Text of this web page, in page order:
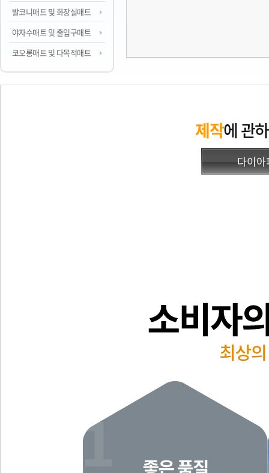
발코니매트 및 화장실매트
야자수매트 및 출입구매트
코오롱매트 및 다목적매트
제작에 관
다이